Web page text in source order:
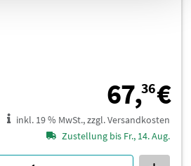
67,36€
inkl. 19 % MwSt., zzgl. Versandkosten
Zustellung bis Fr., 14. Aug.